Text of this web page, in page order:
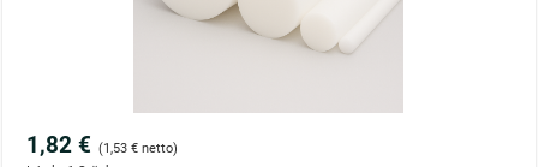
1,82 € (1,53 € netto)